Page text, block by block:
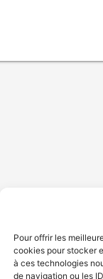
Pour offrir les
cookies pour stocker
à ces technologies
de navigation ou les
Déclaration de